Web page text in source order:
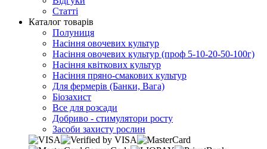
Статті
Каталог товарів
Полуниця
Насіння овочевих культур
Насіння овочевих культур (проф 5-10-20-50-100г)
Насіння квіткових культур
Насіння пряно-смакових культур
Для фермерів (Банки, Вага)
Біозахист
Все для розсади
Добриво - стимулятори росту
Засоби захисту рослин